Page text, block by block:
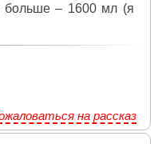
больше – 1600 мл (я
на рассказ